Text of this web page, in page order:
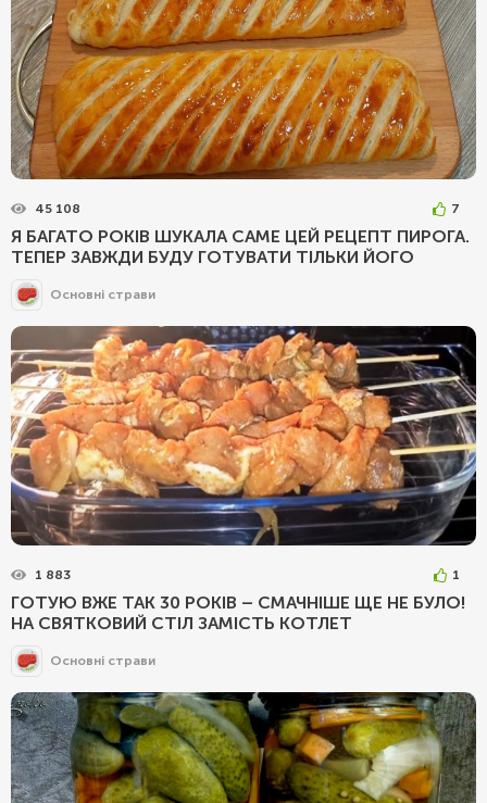
45 108 7
Я БАГАТО РОКІВ ШУКАЛА САМЕ ЦЕЙ РЕЦЕПТ ПИРОГА.
ТЕПЕР ЗАВЖДИ БУДУ ГОТУВАТИ ТІЛЬКИ ЙОГО
Основні страви
1 883 1
ГОТУЮ ВЖЕ ТАК 30 РОКІВ – СМАЧНІШЕ ЩЕ НЕ БУЛО!
НА СВЯТКОВИЙ СТІЛ ЗАМІСТЬ КОТЛЕТ
Основні страви